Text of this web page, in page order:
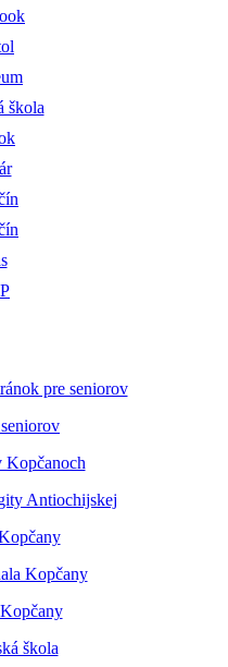
pre seniorov
Kopčanoch
Antiochijskej
Kopčany
škola